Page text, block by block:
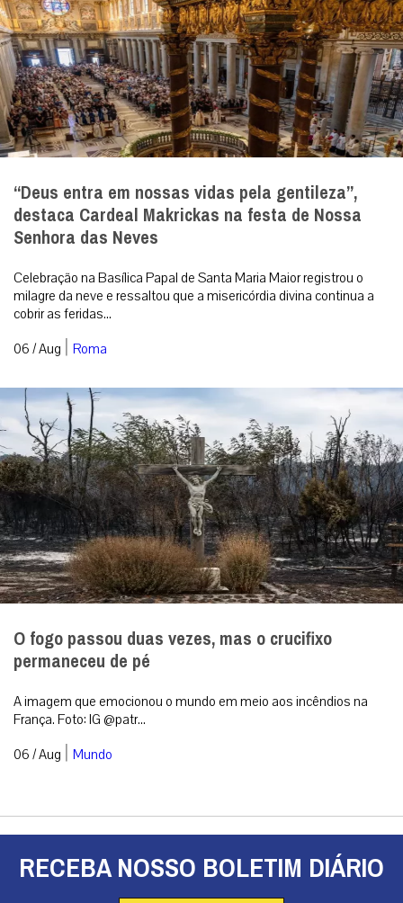
“Deus entra em nossas vidas pela gentileza”,
destaca Cardeal Makrickas na festa de Nossa
Senhora das Neves
Celebração na Basílica Papal de Santa Maria Maior registrou o
milagre da neve e ressaltou que a misericórdia divina continua a
cobrir as feridas...
06 / Aug | Roma
O fogo passou duas vezes, mas o crucifixo
permaneceu de pé
A imagem que emocionou o mundo em meio aos incêndios na
França. Foto: IG @patr...
06 / Aug | Mundo
RECEBA NOSSO BOLETIM DIÁRIO